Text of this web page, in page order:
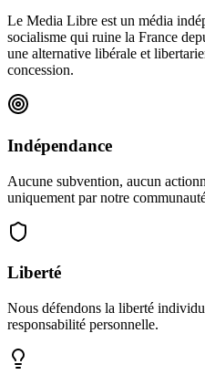
Le Media Libre est un média
socialisme qui ruine la France
une alternative libérale et
concession.
Indépendance
Aucune subvention, aucun
uniquement par notre
Liberté
Nous défendons la liberté
responsabilité personnelle.